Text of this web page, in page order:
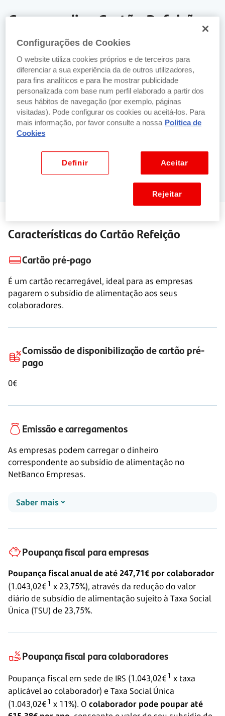
Como pedir o Cartão Refeição
Saiba como pode pedir um ou vários cartões
refeição para a sua equipa.
Se já tem um ou mais cartões
Se ainda não tem nenhum cartão
Características do Cartão Refeição
Cartão pré-pago
É um cartão recarregável, ideal para as empresas
pagarem o subsídio de alimentação aos seus
colaboradores.
Comissão de disponibilização de cartão pré-
pago
0€
Emissão e carregamentos
As empresas podem carregar o dinheiro
correspondente ao subsídio de alimentação no
NetBanco Empresas.
Saber mais
Poupança fiscal para empresas
Poupança fiscal anual de até 247,71€ por colaborador
(1.043,02€1 x 23,75%), através da redução do valor
diário de subsídio de alimentação sujeito à Taxa Social
Única (TSU) de 23,75%.
Poupança fiscal para colaboradores
Poupança fiscal em sede de IRS (1.043,02€1 x taxa
aplicável ao colaborador) e Taxa Social Única
(1.043,02€1 x 11%). O colaborador pode poupar até
Configurações de Cookies
O website utiliza cookies próprios e de terceiros para
diferenciar a sua experiência da de outros utilizadores,
para fins analíticos e para lhe mostrar publicidade
personalizada com base num perfil elaborado a partir dos
seus hábitos de navegação (por exemplo, páginas
visitadas). Pode configurar os cookies ou aceitá-los. Para
mais informação, por favor consulte a nossa Politica de
Cookies
Aceitar
Definir
Rejeitar